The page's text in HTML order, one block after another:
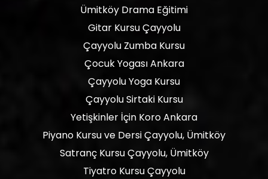
Ümitköy Drama Eğitimi
Gitar Kursu Çayyolu
Çayyolu Zumba Kursu
Çocuk Yogası Ankara
Çayyolu Yoga Kursu
Çayyolu Sirtaki Kursu
Yetişkinler İçin Koro Ankara
Piyano Kursu ve Dersi Çayyolu, Ümitköy
Satranç Kursu Çayyolu, Ümitköy
Tiyatro Kursu Çayyolu